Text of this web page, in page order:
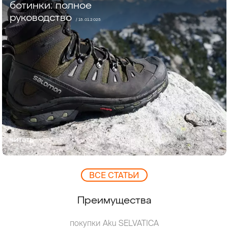
ботинки: полное
руководство
/ 15.01.2025
читать
ВCЕ СТАТЬИ
Преимущества
покупки Aku SELVATICA